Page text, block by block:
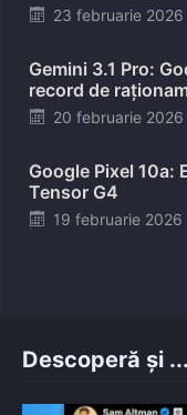
Posted
23 februarie 2026
Gemini 3.1 Pro:
record de
Posted
20 februarie 2026
Google Pixel 10a:
Tensor G4
Posted
19 februarie 2026
Descoperă și ...